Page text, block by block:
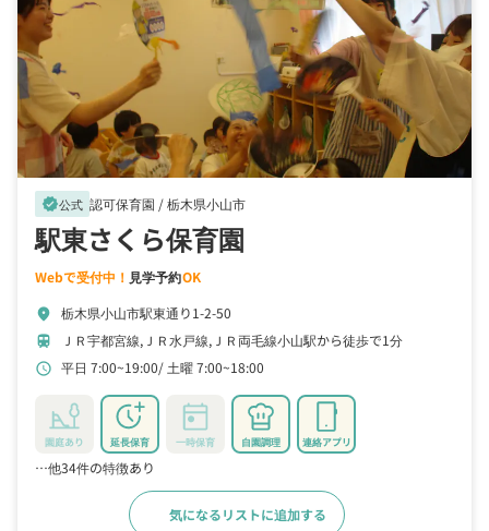
verified公式 認可保育園 /栃木県小山市
駅東さくら保育園
Webで受付中！ 見学予約OK
location_on 栃木県小山市駅東通り1-2-50
train ＪＲ宇都宮線,ＪＲ水戸線,ＪＲ両毛線小山駅から徒歩で1分
schedule 平日 7:00~19:00 土曜 7:00~18:00
園庭あり 延長保育 一時保育 自園調理 連絡アプリ
…他34件の特徴あり
気になるリストに追加する